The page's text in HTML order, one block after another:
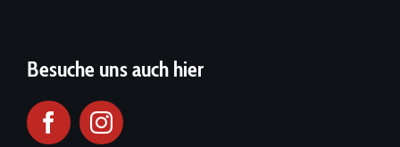
Besuche uns auch hier